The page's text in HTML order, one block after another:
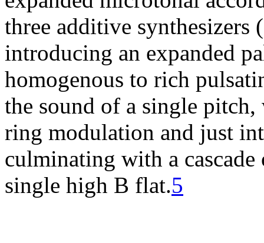
three additive
introducing an expanded
homogenous to rich
the sound of a single
ring modulation and just
culminating with a
single high B flat.5